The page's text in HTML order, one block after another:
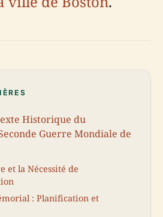
Historique du
Guerre Mondiale de
et la Nécessité de
: Planification et